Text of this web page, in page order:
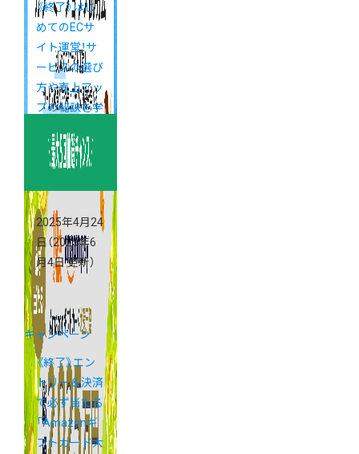
《終了》はじ
めてのECサ
イト運営！サ
ービスの選び
方や売上アッ
プの秘訣を学
ミーショップ
説明会」
2025年4月24
日（2025年6
月4日 更新）
キャンペーン
《終了》エン
トリー＆決済
で必ず当たる
「Amazonギ
フトカード大